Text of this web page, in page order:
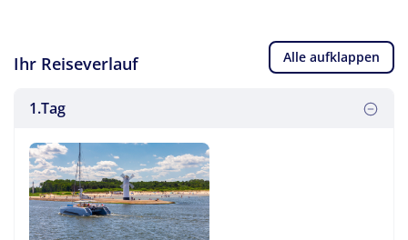
Ihr Reiseverlauf Alle aufklappen
1.Tag